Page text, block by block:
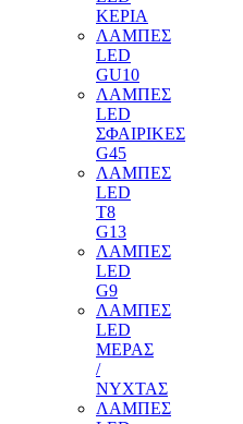
ΚΕΡΙΑ
ΛΑΜΠΕΣ
LED
GU10
ΛΑΜΠΕΣ
LED
ΣΦΑΙΡΙΚΕΣ
G45
ΛΑΜΠΕΣ
LED
T8
G13
ΛΑΜΠΕΣ
LED
G9
ΛΑΜΠΕΣ
LED
ΜΕΡΑΣ
/
ΝΥΧΤΑΣ
ΛΑΜΠΕΣ